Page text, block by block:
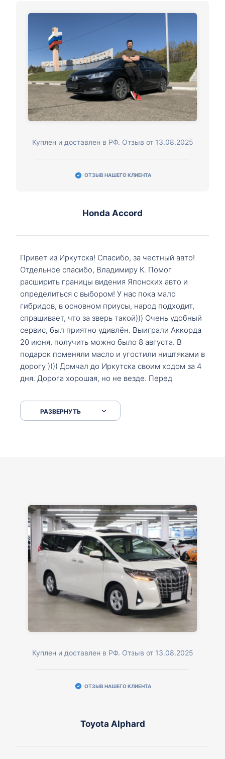
Куплен и доставлен в РФ. Отзыв от 13.08.2025
ОТЗЫВ НАШЕГО КЛИЕНТА
Honda Accord
Привет из Иркутска! Спасибо, за честный авто!
Отдельное спасибо, Владимиру К. Помог
расширить границы видения Японских авто и
определиться с выбором! У нас пока мало
гибридов, в основном приусы, народ подходит,
спрашивает, что за зверь такой))) Очень удобный
сервис, был приятно удивлён. Выиграли Аккорда
20 июня, получить можно было 8 августа. В
подарок поменяли масло и угостили ништяками в
дорогу )))) Домчал до Иркутска своим ходом за 4
дня. Дорога хорошая, но не везде. Перед
серпантинах по пути следования.
РАЗВЕРНУТЬ
Куплен и доставлен в РФ. Отзыв от 13.08.2025
ОТЗЫВ НАШЕГО КЛИЕНТА
Toyota Alphard